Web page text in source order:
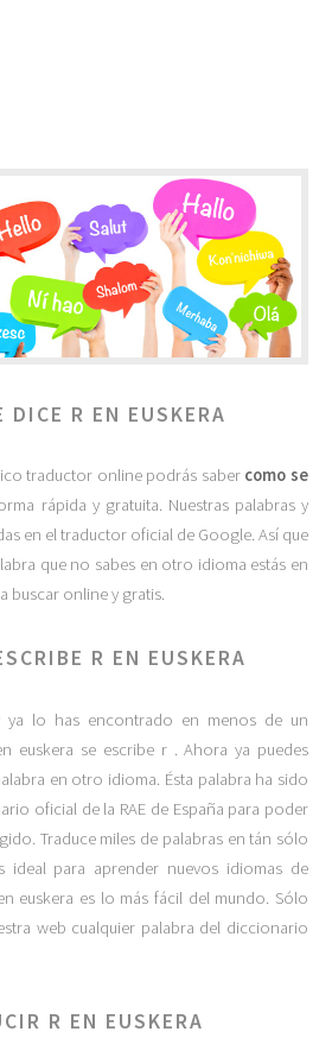
DICE R EN EUSKERA
traductor online podrás saber como se
rápida y gratuita. Nuestras palabras y
en el traductor oficial de Google. Así que
que no sabes en otro idioma estás en
buscar online y gratis.
R EN EUSKERA
ya lo has encontrado en menos de un
euskera se escribe r . Ahora ya puedes
en otro idioma. Ésta palabra ha sido
oficial de la RAE de España para poder
Traduce miles de palabras en tán sólo
ideal para aprender nuevos idiomas de
euskera es lo más fácil del mundo. Sólo
web cualquier palabra del diccionario
R EN EUSKERA